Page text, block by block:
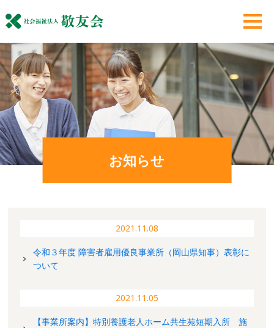
お知らせ
2021.11.08
令和３年度 障害者雇用優良事業所（岡山県知事）表彰に
ついて
2021.11.05
【事業所案内】特別養護老人ホーム共生苑短期入所 施